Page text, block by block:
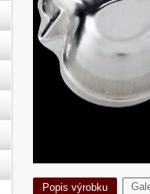
Popis výrobku